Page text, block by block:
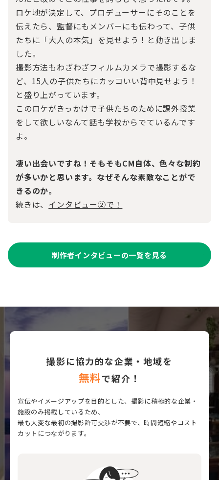
ロケ地が決定して、プロデューサーにそのことを
伝えたら、監督にもメンバーにも伝わって、子供
たちに「大人の本気」を見せよう！と動き出しま
した。
撮影方法もわざわざフィルムカメラで撮影するな
ど、15人の子供たちにカッコいい背中見せよう！
と盛り上がっています。
このロケがきっかけで子供たちのために課外授業
をして欲しいなんて話も学校からでているんです
よ。
凄い出会いですね！そもそもCM自体、色々な制約
が多いかと思います。なぜそんな素敵なことがで
きるのか。
続きは、 インタビュー②で！
制作者インタビューの一覧を見る
撮影に協力的な企業・地域を
無料で紹介！
宣伝やイメージアップを目的とした、撮影に積極的な企業・
施設のみ掲載しているため、
最も大変な最初の撮影許可交渉が不要で、時間短縮やコスト
カットにつながります。